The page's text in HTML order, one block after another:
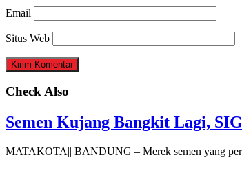
Email
Situs Web
Check Also
Semen Kujang Bangkit Lagi,
MATAKOTA|| BANDUNG – Merek semen yang